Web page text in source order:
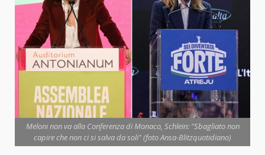
Meloni non va alla Conferenza di Monaco, Schlein: "Sbagliato non
capire che non ci si salva da soli" (foto Ansa-Blitzquotidiano)